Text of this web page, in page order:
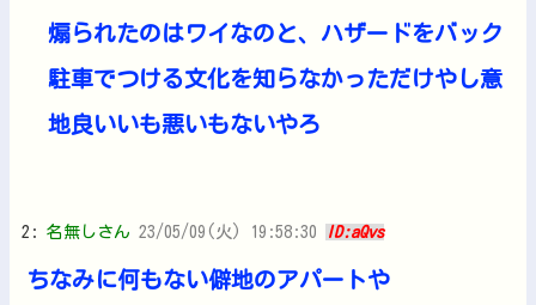
煽られたのはワイなのと、ハザードをバック
駐車でつける文化を知らなかっただけやし意
地良いいも悪いもないやろ
2: 名無しさん 23/05/09(火) 19:58:30 ID:aQvs
ちなみに何もない僻地のアパートや